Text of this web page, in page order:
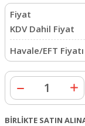
Fiyat
KDV Dahil Fiyat
Havale/EFT Fiyatı
BİRLİKTE SATIN